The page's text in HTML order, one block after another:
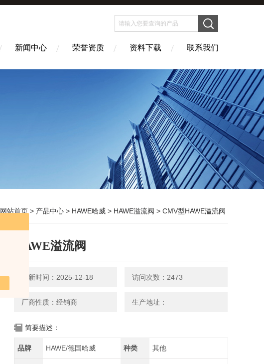
新闻中心 荣誉资质 资料下载 联系我们
网站首页 > 产品中心 > HAWE哈威 > HAWE溢流阀 > CMV型HAWE溢流阀
HAWE溢流阀
更新时间：2025-12-18 访问次数：2473
厂商性质：经销商 生产地址：
简要描述：
品牌 HAWE/德国哈威 种类 其他